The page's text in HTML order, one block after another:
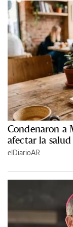
Condenaron a
afectar la
elDiarioAR